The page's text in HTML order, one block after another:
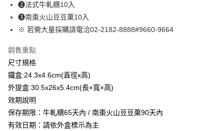
大哥付你分期
相關說明
【大哥付你分期使用說明】
2.付款方式選擇「大哥付你分期」，訂單成立後會自動跳轉到大哥付的交易
流程，驗證手機門號後，選擇欲分期的期數、繳款截止日，確認付款後即完
成交易。
3.實際核准額度、可分期數及費用金額請依後續交易確認頁面所載為準。
4.訂單成立30分鐘內，如未前往確認交易或遇審核未通過，訂單將自動取
消。如遇「轉專審核」未通過狀況，表示未達大哥付你分期系統評分，恕無
法說明評估內容。
【繳款方式說明】
1.分期款項不併入電信帳單，「大哥付你分期」於每月結算日後寄送繳費提
相關說明
【關於「AFTEE先享後付」】
AFTEE先享後付是「在收到商品之後才付款」的支付方式。 讓您購物簡單
１．簡單：不需註冊會員、不需綁卡、不需儲值。
２．便利：只要手機號碼，簡訊認證，即可結帳。
３．安心：先確認商品／服務後，再付款。
【「AFTEE先享後付」結帳流程】
ATM付款
運送方式
冷藏宅配
每筆NT$200，滿NT$2,500(含以上)免運費
❷法式牛軋糖10入
➌南棗火山豆豆菓10入
※ 若需大量採購請電洽02-2182-8888#9660-9664
銷售重點
尺寸規格
鐵盒:24.3x4.6cm(直徑x高)
外提盒:30.5x26x5.4cm(長×寬×高)
效期說明
保存期限：牛軋糖65天內 / 南棗火山豆豆菓90天內
有效日期：請依外盒標示為主